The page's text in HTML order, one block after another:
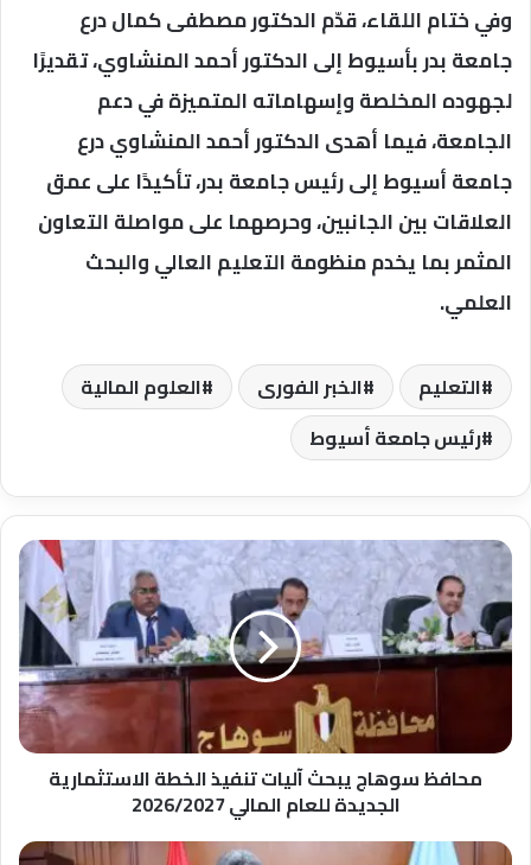
وفي ختام اللقاء، قدّم الدكتور مصطفى كمال درع
جامعة بدر بأسيوط إلى الدكتور أحمد المنشاوي، تقديرًا
لجهوده المخلصة وإسهاماته المتميزة في دعم
الجامعة، فيما أهدى الدكتور أحمد المنشاوي درع
جامعة أسيوط إلى رئيس جامعة بدر، تأكيدًا على عمق
العلاقات بين الجانبين، وحرصهما على مواصلة التعاون
المثمر بما يخدم منظومة التعليم العالي والبحث
العلمي.
التعليم الخبر الفورى
العلوم المالية
رئيس جامعة أسيوط
محافظ
سوهاج
يبحث
آليات
تنفيذ
الخطة
للعام
الماليمحافظ سوهاج يبحث آليات تنفيذ الخطة الاستثمارية
الجديدة للعام المالي 2026/2027
محافظ